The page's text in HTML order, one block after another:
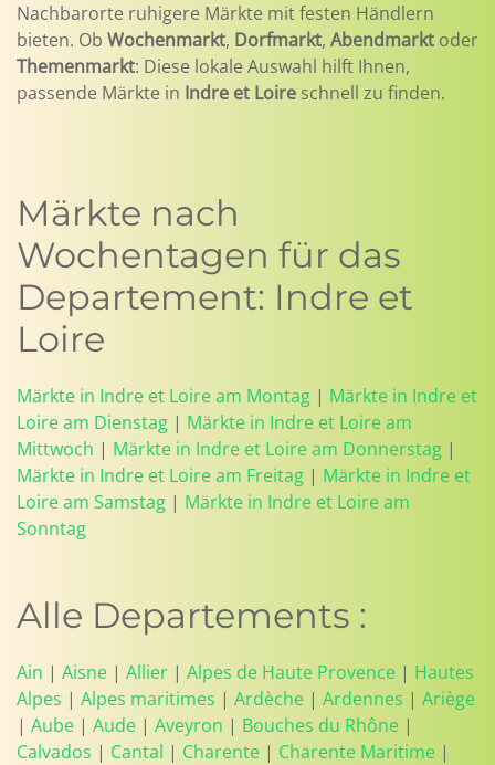
Nachbarorte ruhigere Märkte mit festen Händlern
bieten. Ob Wochenmarkt, Dorfmarkt, Abendmarkt oder
Themenmarkt: Diese lokale Auswahl hilft Ihnen,
passende Märkte in Indre et Loire schnell zu finden.
Märkte nach
Wochentagen für das
Departement: Indre et
Loire
Märkte in Indre et Loire am Montag | Märkte in Indre et
Loire am Dienstag | Märkte in Indre et Loire am
Mittwoch | Märkte in Indre et Loire am Donnerstag |
Märkte in Indre et Loire am Freitag | Märkte in Indre et
Loire am Samstag | Märkte in Indre et Loire am
Sonntag
Alle Departements :
Ain | Aisne | Allier | Alpes de Haute Provence | Hautes
Alpes | Alpes maritimes | Ardèche | Ardennes | Ariège
| Aube | Aude | Aveyron | Bouches du Rhône |
Calvados | Cantal | Charente | Charente Maritime |